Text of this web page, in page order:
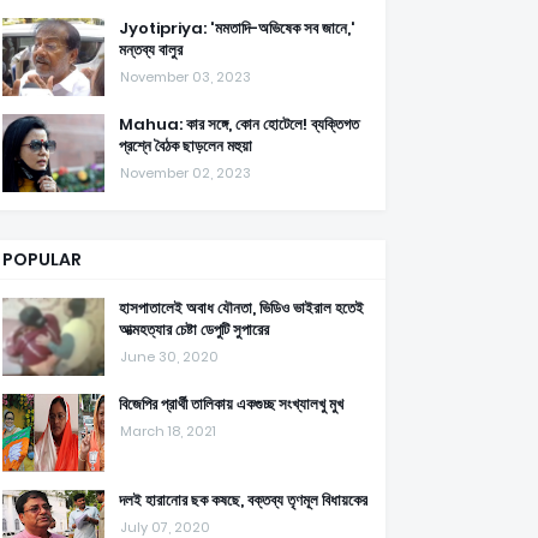
Jyotipriya: 'মমতাদি-অভিষেক সব জানে,'
মন্তব্য বালুর
November 03, 2023
Mahua: কার সঙ্গে, কোন হোটেলে! ব্যক্তিগত
প্রশ্নে বৈঠক ছাড়লেন মহুয়া
November 02, 2023
POPULAR
হাসপাতালেই অবাধ যৌনতা, ভিডিও ভাইরাল হতেই
আত্মহত্যার চেষ্টা ডেপুটি সুপারের
June 30, 2020
বিজেপির প্রার্থী তালিকায় একগুচ্ছ সংখ্যালখু মুখ
March 18, 2021
দলই হারানোর ছক কষছে, বক্তব্য তৃণমূল বিধায়কের
July 07, 2020